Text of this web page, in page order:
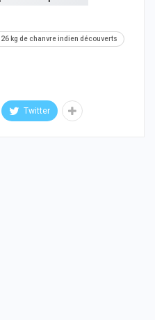
kg de chanvre indien découverts
Twitter